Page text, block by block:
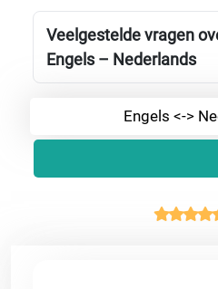
Veelgestelde vragen
Engels – Nederlands
Engels <->